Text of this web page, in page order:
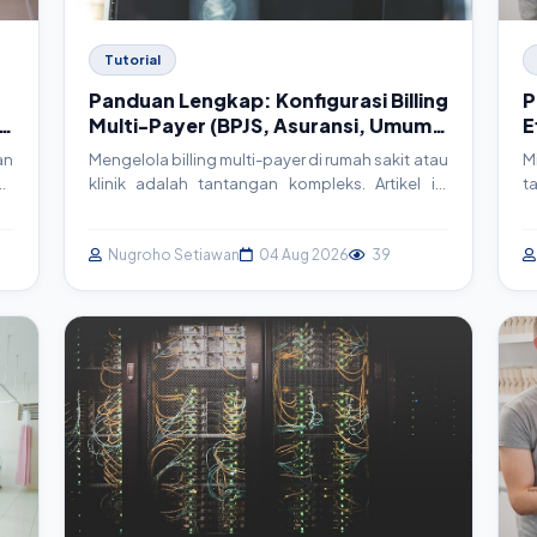
Tutorial
Panduan Lengkap: Konfigurasi Billing
Multi-Payer (BPJS, Asuransi, Umum)
di SIMRS
Mengelola billing multi-payer di rumah sakit atau
klinik adalah tantangan kompleks. Artikel ini
untuk sistem billing yang efisien, terintegrasi
Nugroho Setiawan 04 Aug 2026 39